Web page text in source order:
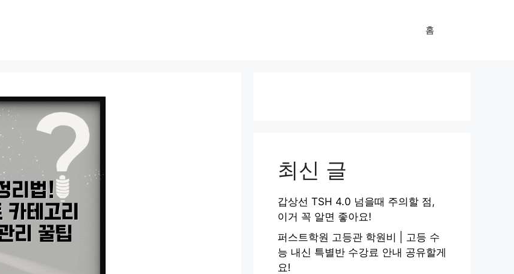
홈
최신 글
갑상선 TSH 4.0 넘을때 주의할 점,
이거 꼭 알면 좋아요!
퍼스트학원 고등관 학원비 | 고등 수
능 내신 특별반 수강료 안내 공유할게
요!